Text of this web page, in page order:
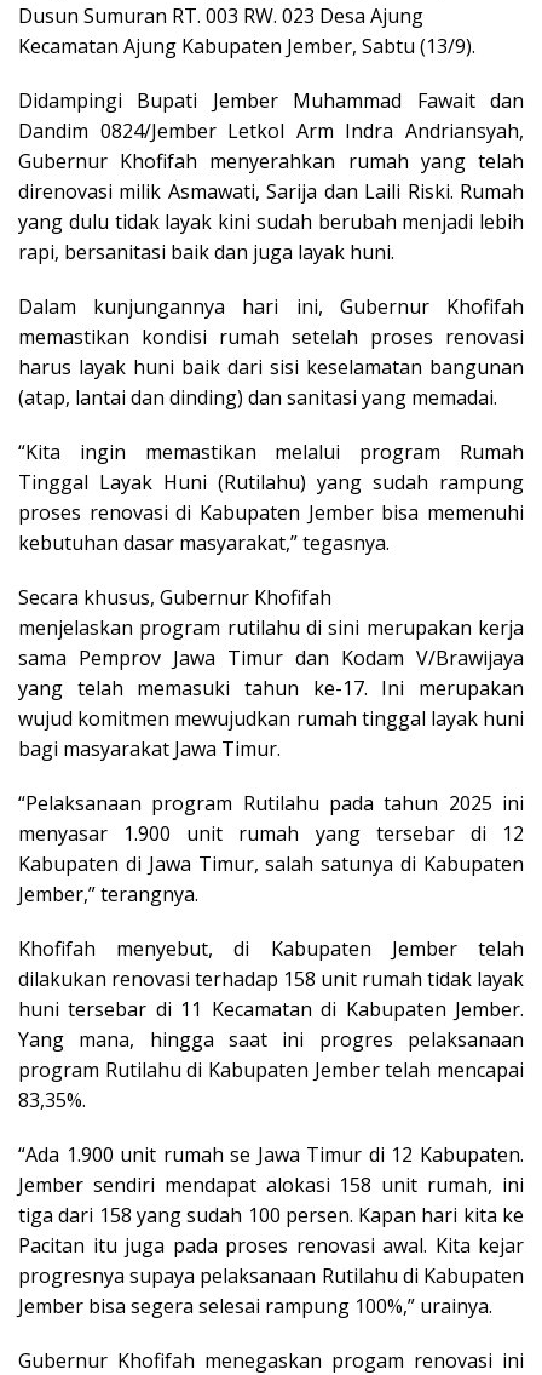
Dusun Sumuran RT. 003 RW. 023 Desa Ajung
Kecamatan Ajung Kabupaten Jember, Sabtu (13/9).
Didampingi Bupati Jember Muhammad Fawait dan
Dandim 0824/Jember Letkol Arm Indra Andriansyah,
Gubernur Khofifah menyerahkan rumah yang telah
direnovasi milik Asmawati, Sarija dan Laili Riski. Rumah
yang dulu tidak layak kini sudah berubah menjadi lebih
rapi, bersanitasi baik dan juga layak huni.
Dalam kunjungannya hari ini, Gubernur Khofifah
memastikan kondisi rumah setelah proses renovasi
harus layak huni baik dari sisi keselamatan bangunan
(atap, lantai dan dinding) dan sanitasi yang memadai.
“Kita ingin memastikan melalui program Rumah
Tinggal Layak Huni (Rutilahu) yang sudah rampung
proses renovasi di Kabupaten Jember bisa memenuhi
kebutuhan dasar masyarakat,” tegasnya.
Secara khusus, Gubernur Khofifah
menjelaskan program rutilahu di sini merupakan kerja
sama Pemprov Jawa Timur dan Kodam V/Brawijaya
yang telah memasuki tahun ke-17. Ini merupakan
wujud komitmen mewujudkan rumah tinggal layak huni
bagi masyarakat Jawa Timur.
“Pelaksanaan program Rutilahu pada tahun 2025 ini
menyasar 1.900 unit rumah yang tersebar di 12
Kabupaten di Jawa Timur, salah satunya di Kabupaten
Jember,” terangnya.
Khofifah menyebut, di Kabupaten Jember telah
dilakukan renovasi terhadap 158 unit rumah tidak layak
huni tersebar di 11 Kecamatan di Kabupaten Jember.
Yang mana, hingga saat ini progres pelaksanaan
program Rutilahu di Kabupaten Jember telah mencapai
83,35%.
“Ada 1.900 unit rumah se Jawa Timur di 12 Kabupaten.
Jember sendiri mendapat alokasi 158 unit rumah, ini
tiga dari 158 yang sudah 100 persen. Kapan hari kita ke
Pacitan itu juga pada proses renovasi awal. Kita kejar
progresnya supaya pelaksanaan Rutilahu di Kabupaten
Jember bisa segera selesai rampung 100%,” urainya.
Gubernur Khofifah menegaskan progam renovasi ini